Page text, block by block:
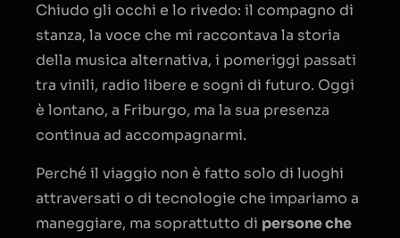
Chiudo gli occhi e lo rivedo: il compagno di
stanza, la voce che mi raccontava la storia
della musica alternativa, i pomeriggi passati
tra vinili, radio libere e sogni di futuro. Oggi
è lontano, a Friburgo, ma la sua presenza
continua ad accompagnarmi.
Perché il viaggio non è fatto solo di luoghi
attraversati o di tecnologie che impariamo a
maneggiare, ma soprattutto di persone che